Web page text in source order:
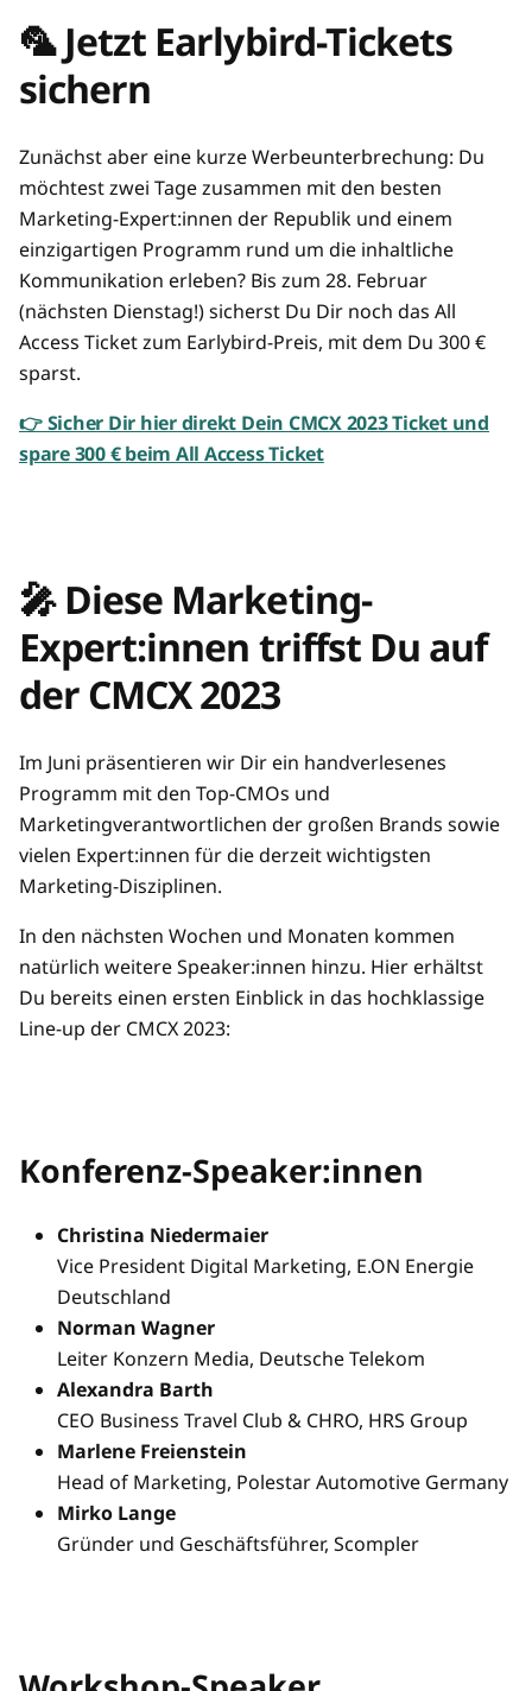
🦜 Jetzt Earlybird-Tickets
sichern
Zunächst aber eine kurze Werbeunterbrechung: Du
möchtest zwei Tage zusammen mit den besten
Marketing-Expert:innen der Republik und einem
einzigartigen Programm rund um die inhaltliche
Kommunikation erleben? Bis zum 28. Februar
(nächsten Dienstag!) sicherst Du Dir noch das All
Access Ticket zum Earlybird-Preis, mit dem Du 300 €
sparst.
👉 Sicher Dir hier direkt Dein CMCX 2023 Ticket und
spare 300 € beim All Access Ticket
🎤 Diese Marketing-
Expert:innen triffst Du auf
der CMCX 2023
Im Juni präsentieren wir Dir ein handverlesenes
Programm mit den Top-CMOs und
Marketingverantwortlichen der großen Brands sowie
vielen Expert:innen für die derzeit wichtigsten
Marketing-Disziplinen.
In den nächsten Wochen und Monaten kommen
natürlich weitere Speaker:innen hinzu. Hier erhältst
Du bereits einen ersten Einblick in das hochklassige
Line-up der CMCX 2023:
Konferenz-Speaker:innen
Christina Niedermaier
Vice President Digital Marketing, E.ON Energie
Deutschland
Norman Wagner
Leiter Konzern Media, Deutsche Telekom
Alexandra Barth
CEO Business Travel Club & CHRO, HRS Group
Marlene Freienstein
Head of Marketing, Polestar Automotive Germany
Mirko Lange
Gründer und Geschäftsführer, Scompler